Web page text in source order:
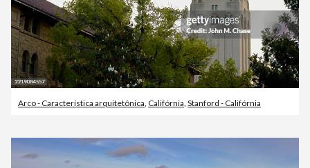
Arco - Característica arquitetônica, Califórnia, Stanford - Califórnia